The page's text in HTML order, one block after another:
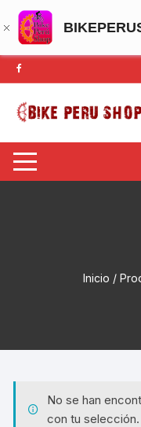
Saltar
al
contenido
Inicio /
No se han
con tu selección.